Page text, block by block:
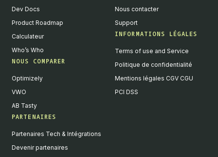
Dev Docs
Product Roadmap
Calculateur
Who’s Who
NOUS COMPARER
Optimizely
VWO
AB Tasty
PARTENAIRES
Partenaires Tech & Intégrations
Devenir partenaires
Nous contacter
Support
INFORMATIONS LÉGALES
Terms of use and Service
Politique de confidentialité
Mentions légales CGV CGU
PCI DSS